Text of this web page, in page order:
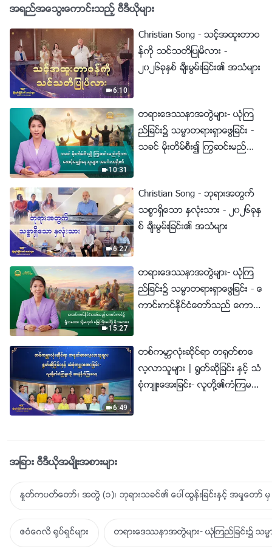
အရည္အေသြးေကာင္းသည့္ ဗီဒီယိုမ်ား
6:10
Christian Song - သင့္အထူးတာဝ
န္ကို သင္သတိျပဳမိလား -
၂၀၂၆ခုႏွစ္ ခ်ီးမြမ္းျခင္း၏ အသံမ်ား
10:31
တရားေဒႆနာအတြဲမ်ား- ယုံၾက
ည္ျခင္း၌ သမၼာတရားရွာေဖြျခင္း -
သခင္ မိုးတိမ္စီး၍ ႂကြဆင္းမည္ကို
6:27
Christian Song - ဘုရားအတြက္
သစၥာရွိေသာ ႏွလုံးသား - ၂၀၂၆ခုႏွ
စ္ ခ်ီးမြမ္းျခင္း၏ အသံမ်ား
15:27
တရားေဒႆနာအတြဲမ်ား- ယုံၾက
ည္ျခင္း၌ သမၼာတရားရွာေဖြျခင္း - ေ
ကာင္းကင္ႏိုင္ငံေတာ္သည္ ေကာင္း
6:49
တစ္ကမာၻလုံးဆိုင္ရာ တ႐ုတ္စာေ
လ့လာသူမ်ား | ႐ြတ္ဆိုျခင္း ႏွင့္ သံ
စုံက်ဴးေအးျခင္း- လူတို႔၏ကံၾကမၼာ
အျခား ဗီဒီယိုအမ်ိဳးအစားမ်ား
ႏႈတ္ကပတ္ေတာ္၊ အတြဲ (၁)၊ ဘုရားသခင္၏ ေပၚထြန္းျခင္းႏွင့္ အမႈေတာ္ မွ
ဧဝံေဂလိ ႐ုပ္ရွင္မ်ား တရားေဒႆနာအတြဲမ်ား- ယုံၾကည္ျခင္း၌ သမၼာတ